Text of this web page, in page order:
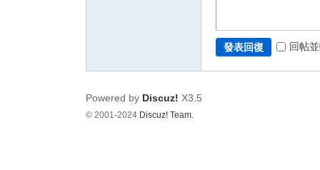
發表回復 回帖
Powered by Discuz! X3.5
© 2001-2024 Discuz! Team.